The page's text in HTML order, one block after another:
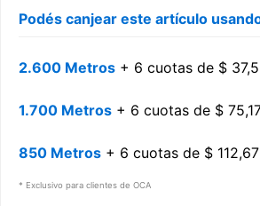
Podés canjear este artículo
2.600 Metros + 6 cuotas de $
1.700 Metros + 6 cuotas de $
850 Metros + 6 cuotas de $ 112,67
* Exclusivo para clientes de OCA